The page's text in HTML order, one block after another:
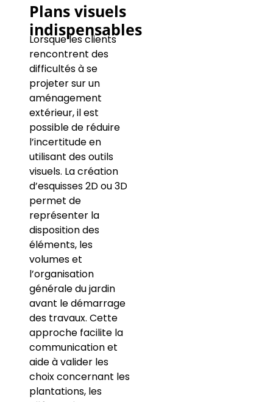
Plans visuels
indispensables
Lorsque les clients
rencontrent des
difficultés à se
projeter sur un
aménagement
extérieur, il est
possible de réduire
l’incertitude en
utilisant des outils
visuels. La création
d’esquisses 2D ou 3D
permet de
représenter la
disposition des
éléments, les
volumes et
l’organisation
générale du jardin
avant le démarrage
des travaux. Cette
approche facilite la
communication et
aide à valider les
choix concernant les
plantations, les